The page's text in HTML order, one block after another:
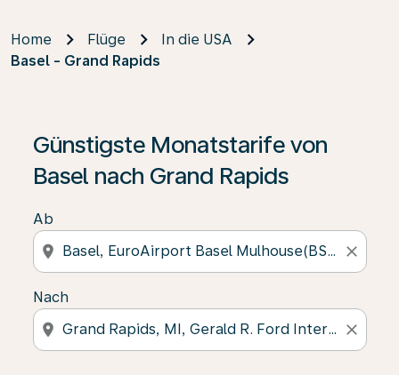
Home Flüge
In die USA
Basel - Grand Rapids
Günstigste Monatstarife von
Basel nach Grand Rapids
Ab
location_on close
Nach
location_on close